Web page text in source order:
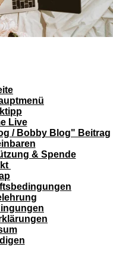
Live
/ Bobby Blog" Beitrag
& Spende